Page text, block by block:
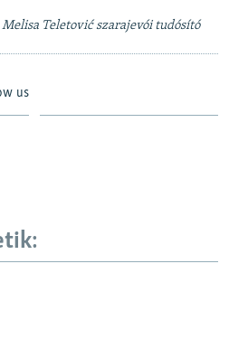
Melisa Teletović szarajevói tudósító
us